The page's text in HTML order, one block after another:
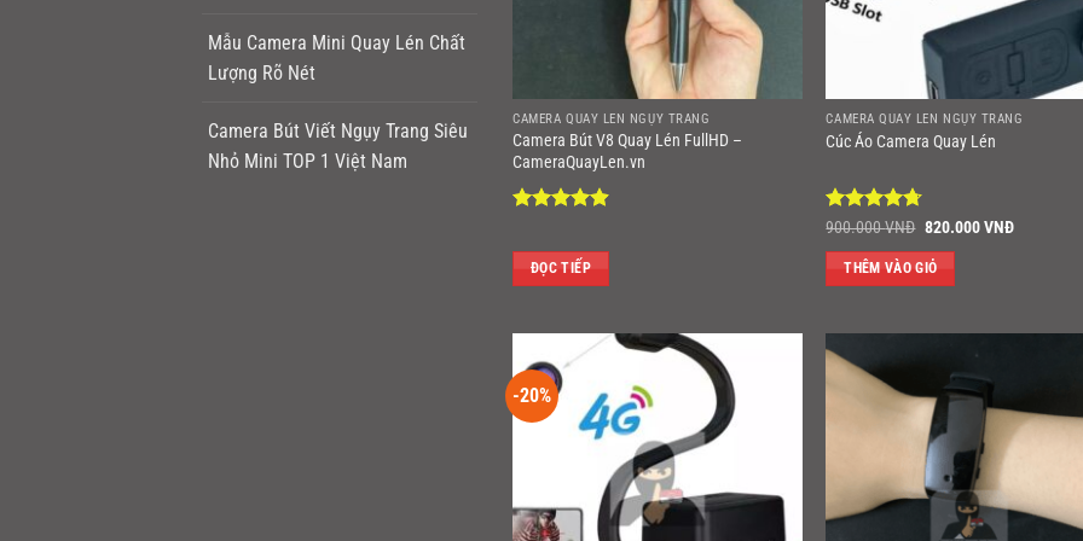
Mẫu Camera Mini Quay Lén Chất
Lượng Rõ Nét
Camera Bút Viết Ngụy Trang Siêu
Nhỏ Mini TOP 1 Việt Nam
CAMERA QUAY LÉN NGỤY TRANG
Camera Bút V8 Quay Lén FullHD –
CameraQuayLen.vn
5 sao
ĐỌC TIẾP
CAMERA QUAY LÉN NGỤY TRANG
Cúc Áo Camera Quay Lén
Được xếp
5 sao
900.000VNĐ Giá
là:
900.000 VNĐ.
820.000VNĐGiá
THÊM VÀO GIỎ
-20%